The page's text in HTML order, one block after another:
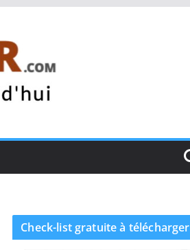
Check-list gratuite à télécharger